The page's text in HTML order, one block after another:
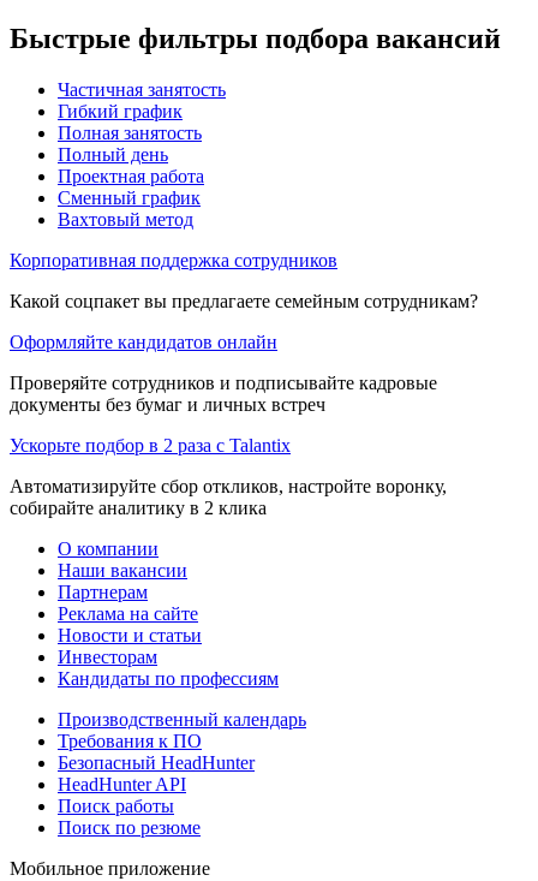
Быстрые фильтры подбора вакансий
Частичная занятость
Гибкий график
Полная занятость
Полный день
Проектная работа
Сменный график
Вахтовый метод
Корпоративная поддержка сотрудников
Какой соцпакет вы предлагаете семейным сотрудникам?
Оформляйте кандидатов онлайн
Проверяйте сотрудников и подписывайте кадровые
документы без бумаг и личных встреч
Ускорьте подбор в 2 раза с Talantix
Автоматизируйте сбор откликов, настройте воронку,
собирайте аналитику в 2 клика
О компании
Наши вакансии
Партнерам
Реклама на сайте
Новости и статьи
Инвесторам
Кандидаты по профессиям
Производственный календарь
Требования к ПО
Безопасный HeadHunter
HeadHunter API
Поиск работы
Поиск по резюме
Мобильное приложение